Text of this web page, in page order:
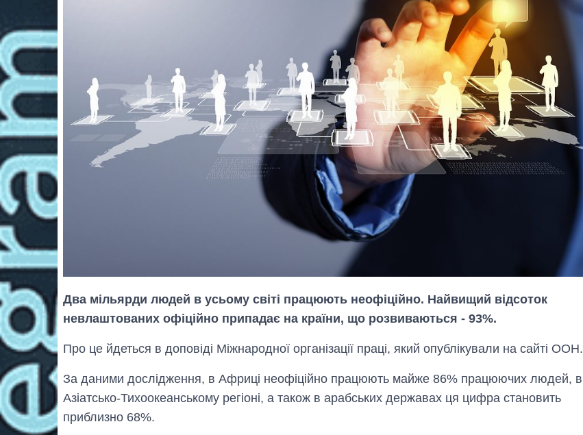
Два мільярди людей в усьому світі працюють неофіційно. Найвищий відсоток
невлаштованих офіційно припадає на країни, що розвиваються - 93%.
Про це йдеться в доповіді Міжнародної організації праці, який опублікували на сайті ООН.
За даними дослідження, в Африці неофіційно працюють майже 86% працюючих людей, в
Азіатсько-Тихоокеанському регіоні, а також в арабських державах ця цифра становить
приблизно 68%.